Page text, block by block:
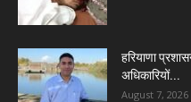
हरियाणा
अधिकारियों...
August 7, 2026